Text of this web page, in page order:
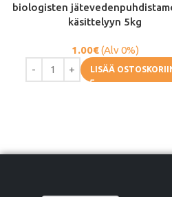
biologisten
käsittelyyn 5kg
1.00€(Alv 0%)
LISÄÄ